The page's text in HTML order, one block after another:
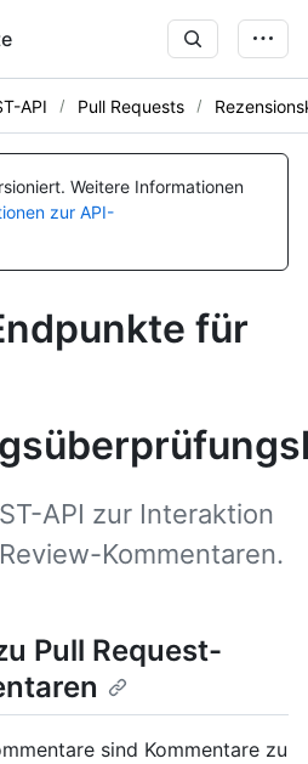
API Pull Requests
Weitere Informationen
zur API-
für
API zur Interaktion
Kommentaren.
Pull Request-
sind Kommentare zu